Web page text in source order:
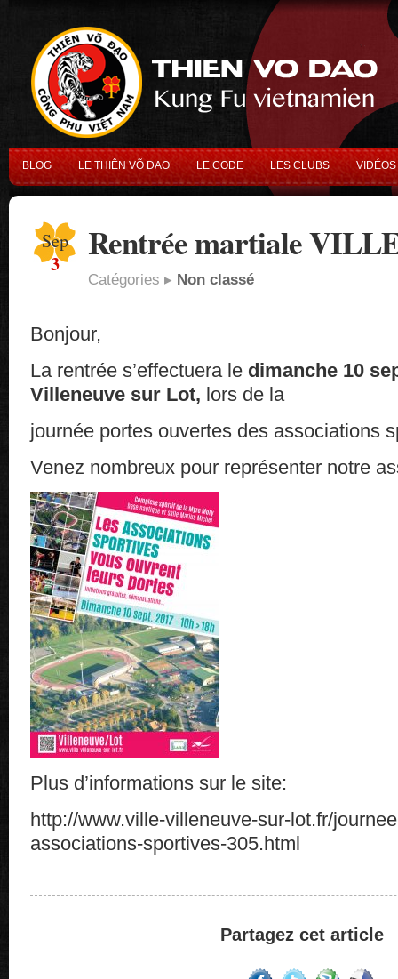
BLOG LE THIÊN VÕ ĐAO LE CODE LES CLUBS VIDÉOS
Sep
3 Rentrée martiale
Catégories ▸ Non classé
Bonjour,
La rentrée s’effectuera le dimanche 10
Villeneuve sur Lot, lors de la
journée portes ouvertes des associations
Venez nombreux pour représenter notre
Plus d’informations sur le site:
http://www.ville-villeneuve-sur-lot.fr/
associations-sportives-305.html
Partagez cet article